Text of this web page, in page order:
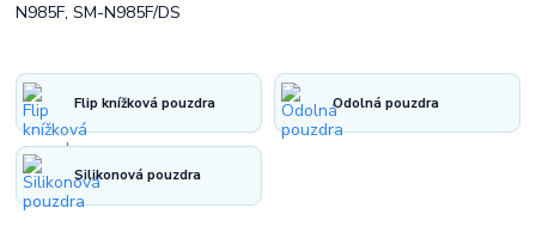
N985F, SM-N985F/DS
Flip knížková pouzdra Odolná pouzdra
Silikonová pouzdra